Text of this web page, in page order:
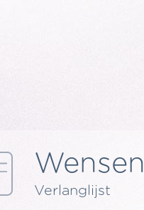
Wensen
Verlanglijst